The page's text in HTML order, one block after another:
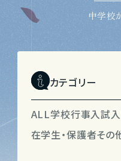
中学校
カテゴリー
ALL学校行事入試
在学生・保護者その